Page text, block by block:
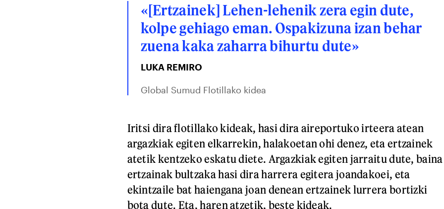
«[Ertzainek] Lehen-lehenik zera egin dute,
kolpe gehiago eman. Ospakizuna izan behar
zuena kaka zaharra bihurtu dute»
LUKA REMIRO
Global Sumud Flotillako kidea
Iritsi dira flotillako kideak, hasi dira aireportuko irteera atean
argazkiak egiten elkarrekin, halakoetan ohi denez, eta ertzainek
atetik kentzeko eskatu diete. Argazkiak egiten jarraitu dute, baina
ertzainak bultzaka hasi dira harrera egitera joandakoei, eta
ekintzaile bat haiengana joan denean ertzainek lurrera bortizki
bota dute. Eta, haren atzetik, beste kideak.